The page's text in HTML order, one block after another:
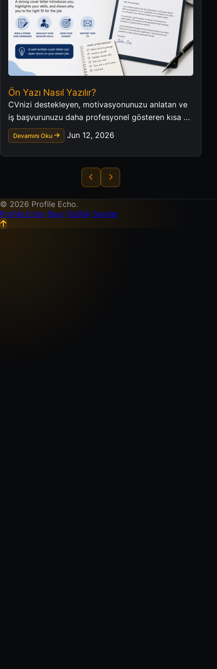
Ön Yazı Nasıl Yazılır?
CVnizi destekleyen, motivasyonunuzu anlatan ve
iş başvurunuzu daha profesyonel gösteren kısa bir
ön yazı hazırlayın.
Devamını Oku Jun 12, 2026
© 2026 Profile Echo.
Profile Echo Blog Gizlilik Şartlar